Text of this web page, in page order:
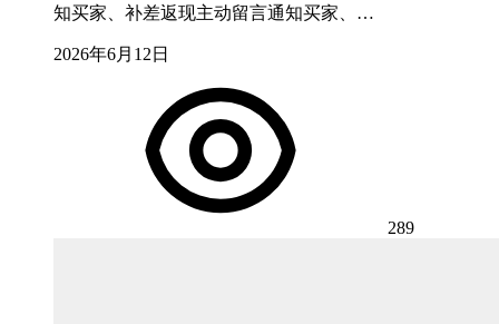
知买家、补差返现主动留言通知买家、…
2026年6月12日
289